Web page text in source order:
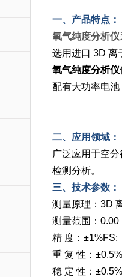
一、产品特点：
氧气纯度分析仪
选用进口 3D 离
氧气纯度分析仪
配有大功率电
二、应用领域：
广泛应用于空
检测分析。
三、技术参数：
测量原理：3D
测量范围：0.00
精 度：±1%FS;
重 复 性：
稳 定 性：